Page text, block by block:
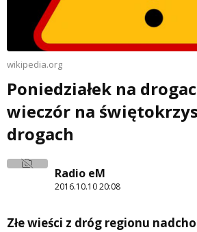
wikipedia.org
Poniedziałek na
wieczór na
drogach
Radio eM
2016.10.10 20:08
Złe wieści z dróg regionu